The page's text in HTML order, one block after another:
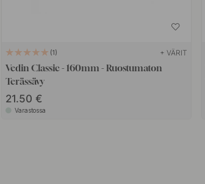
1 + VÄRIT
Vedin Classic - 160mm - Ruostumaton
Terässävy
21.50
Varastossa